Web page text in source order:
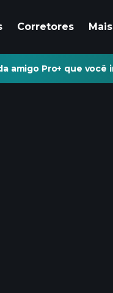
Corretores Mais
amigo Pro+ que você